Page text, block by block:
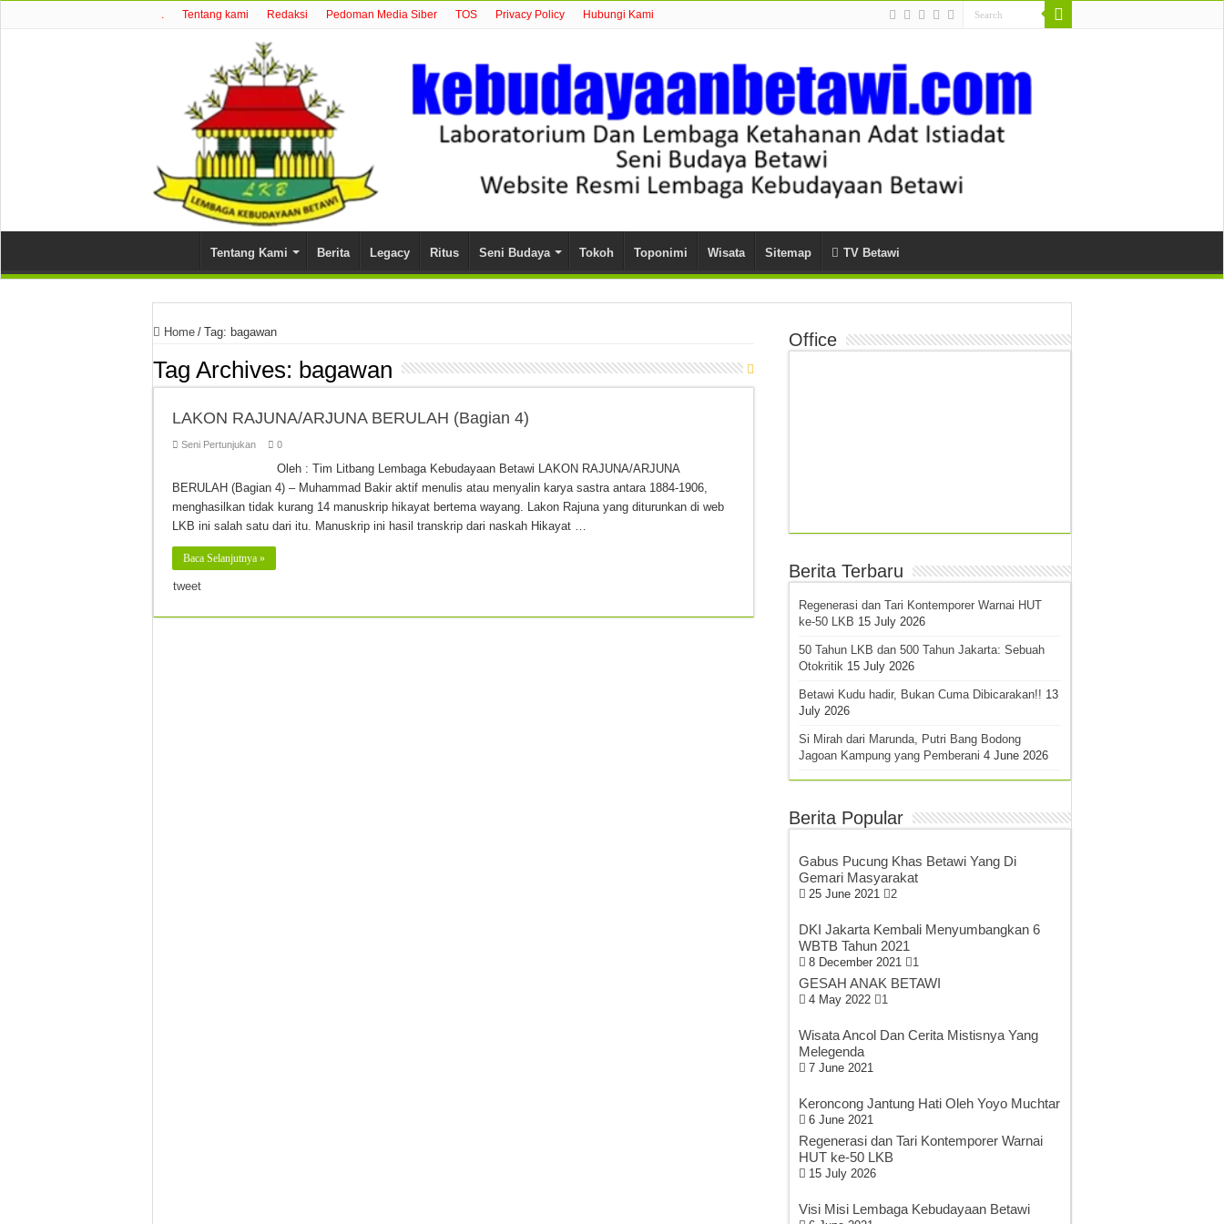
. Tentang kami Redaksi Pedoman Media Siber TOS Privacy Policy Hubungi Kami
Tentang Kami Berita Legacy Ritus Seni Budaya Tokoh Toponimi Wisata Sitemap TV Betawi
Home / Tag: bagawan
Tag Archives: bagawan
LAKON RAJUNA/ARJUNA BERULAH (Bagian 4)
Seni Pertunjukan 0
Oleh : Tim Litbang Lembaga Kebudayaan Betawi LAKON RAJUNA/ARJUNA
BERULAH (Bagian 4) – Muhammad Bakir aktif menulis atau menyalin karya sastra antara 1884-1906,
menghasilkan tidak kurang 14 manuskrip hikayat bertema wayang. Lakon Rajuna yang diturunkan di web
LKB ini salah satu dari itu. Manuskrip ini hasil transkrip dari naskah Hikayat …
Baca Selanjutnya »
tweet
Office
Berita Terbaru
Regenerasi dan Tari Kontemporer Warnai HUT
ke-50 LKB 15 July 2026
50 Tahun LKB dan 500 Tahun Jakarta: Sebuah
Otokritik 15 July 2026
Betawi Kudu hadir, Bukan Cuma Dibicarakan!! 13
July 2026
Si Mirah dari Marunda, Putri Bang Bodong
Jagoan Kampung yang Pemberani 4 June 2026
Berita Popular
Gabus Pucung Khas Betawi Yang Di
Gemari Masyarakat
25 June 2021 2
DKI Jakarta Kembali Menyumbangkan 6
WBTB Tahun 2021
8 December 2021 1
GESAH ANAK BETAWI
4 May 2022 1
Wisata Ancol Dan Cerita Mistisnya Yang
Melegenda
7 June 2021
Keroncong Jantung Hati Oleh Yoyo Muchtar
6 June 2021
Regenerasi dan Tari Kontemporer Warnai
HUT ke-50 LKB
15 July 2026
Visi Misi Lembaga Kebudayaan Betawi